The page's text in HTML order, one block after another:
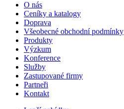
O nás
Ceníky a katalogy
Doprava
Všeobecné obchodní podmínky
Produkty
Výzkum
Konference
Služby
Zastupované firmy
Partneři
Kontakt